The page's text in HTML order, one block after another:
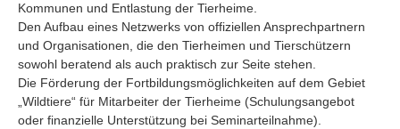
Kommunen und Entlastung der Tierheime.
Den Aufbau eines Netzwerks von offiziellen Ansprechpartnern
und Organisationen, die den Tierheimen und Tierschützern
sowohl beratend als auch praktisch zur Seite stehen.
Die Förderung der Fortbildungsmöglichkeiten auf dem Gebiet
„Wildtiere“ für Mitarbeiter der Tierheime (Schulungsangebot
oder finanzielle Unterstützung bei Seminarteilnahme).